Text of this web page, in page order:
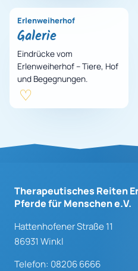
Erlenweiherhof
Galerie
Eindrücke vom
Erlenweiherhof – Tiere, Hof
und Begegnungen.
Therapeutisches Reiten
Pferde für Menschen e.V.
Hattenhofener Straße 11
86931 Winkl
Telefon: 08206 6666